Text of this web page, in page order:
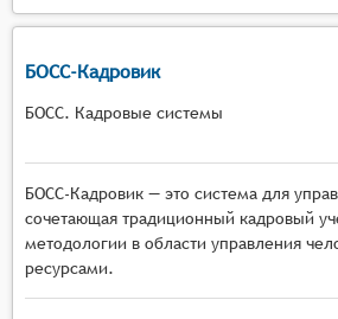
БОСС-Кадровик
БОСС. Кадровые системы
БОСС-Кадровик — это система для
сочетающая традиционный кадровый
методологии в области управления
ресурсами.